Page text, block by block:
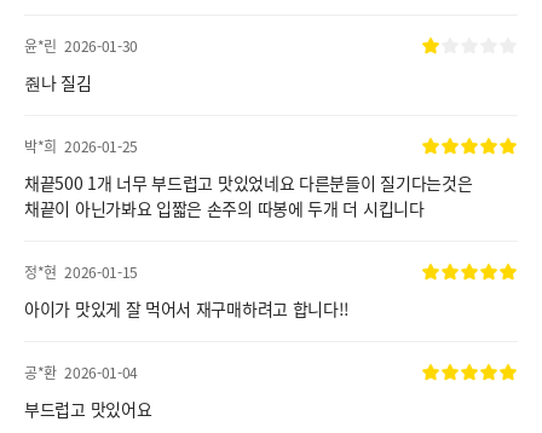
윤*린 2026-01-30
줜나 질김
박*희 2026-01-25
채끝500 1개 너무 부드럽고 맛있었네요 다른분들이 질기다는것은
채끝이 아닌가봐요 입짧은 손주의 따봉에 두개 더 시킵니다
정*현 2026-01-15
아이가 맛있게 잘 먹어서 재구매하려고 합니다!!
공*환 2026-01-04
부드럽고 맛있어요